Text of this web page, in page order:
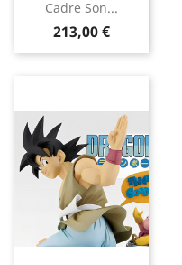
Cadre Son...
Prix
213,00 €